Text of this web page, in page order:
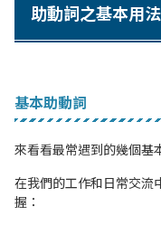
助動詞之基本用法
基本助動詞
來看看最常遇到的幾個基
在我們的工作和日常交流
握：